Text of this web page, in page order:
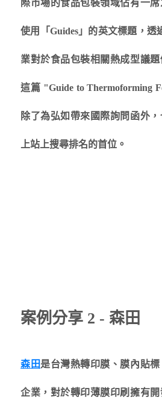
際市場的食品包裝領域佔有一
使用「Guides」的英文標題，透
業對於食品包裝相關熱成型議題
這篇 "Guide to Thermoforming
除了為弘如帶來國際詢問函外
上站上搜尋排名的首位。
案例分享 2 - 森田
森田是台灣熱轉印膜、膜內貼
企業，對於轉印薄膜印刷擁有開